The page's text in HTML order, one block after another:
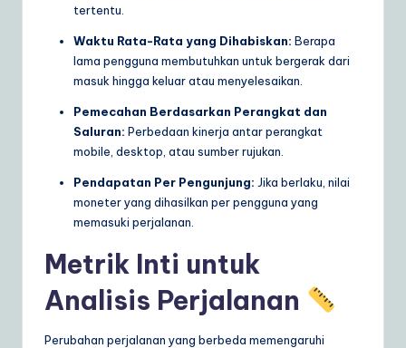
tertentu.
Waktu Rata-Rata yang Dihabiskan: Berapa
lama pengguna membutuhkan untuk bergerak dari
masuk hingga keluar atau menyelesaikan.
Pemecahan Berdasarkan Perangkat dan
Saluran: Perbedaan kinerja antar perangkat
mobile, desktop, atau sumber rujukan.
Pendapatan Per Pengunjung: Jika berlaku, nilai
moneter yang dihasilkan per pengguna yang
memasuki perjalanan.
Metrik Inti untuk
Analisis Perjalanan
Perubahan perjalanan yang berbeda memengaruhi